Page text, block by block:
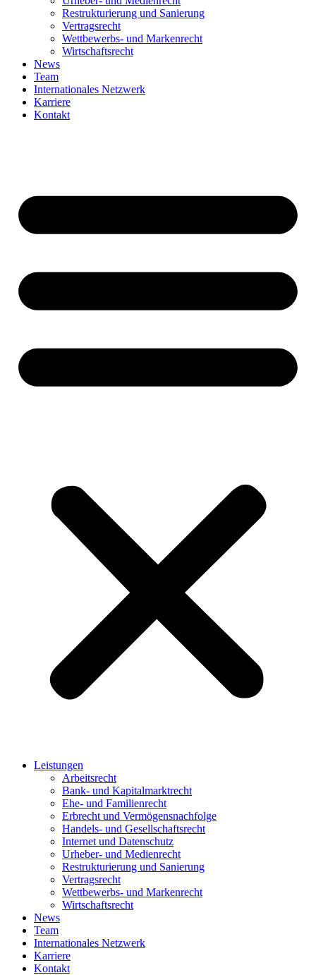
Restrukturierung und Sanierung
Vertragsrecht
Wettbewerbs- und Markenrecht
Wirtschaftsrecht
News
Team
Internationales Netzwerk
Karriere
Kontakt
Leistungen
Arbeitsrecht
Bank- und Kapitalmarktrecht
Ehe- und Familienrecht
Erbrecht und Vermögensnachfolge
Handels- und Gesellschaftsrecht
Internet und Datenschutz
Urheber- und Medienrecht
Restrukturierung und Sanierung
Vertragsrecht
Wettbewerbs- und Markenrecht
Wirtschaftsrecht
News
Team
Internationales Netzwerk
Karriere
Kontakt